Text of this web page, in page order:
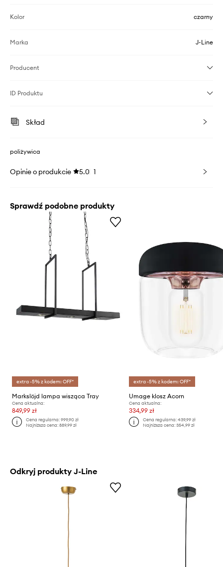
Kolor czarny
Marka J-Line
Producent
ID Produktu
Skład
poliżywica
Opinie o produkcie 5.0 1
Sprawdź podobne produkty
extra -5% z kodem: OFF*
Markslöjd lampa wisząca Tray
Cena aktualna:
849,99 zł
Cena regularna:999,90 zł
Najniższa cena:889,99 zł
extra -5% z kodem: OFF*
Umage klosz Acorn
Cena aktualna:
334,99 zł
Cena regularna: 439,99 zł
Najniższa cena: 354,99 zł
Odkryj produkty J-Line